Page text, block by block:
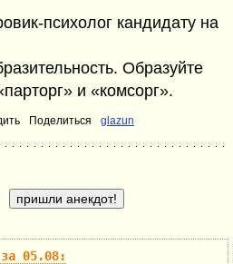
психолог кандидату на
Образуйте
и «комсорг».
Поделиться glazun
за 05.08: